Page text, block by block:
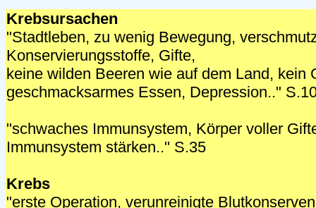
Krebsursachen
"Stadtleben, zu wenig Bewegung,
Konservierungsstoffe, Gifte,
keine wilden Beeren wie auf dem Land, kein
geschmacksarmes Essen, Depression.."
"schwaches Immunsystem, Körper voller
Immunsystem stärken.." S.35
Krebs
"erste Operation, verunreinigte